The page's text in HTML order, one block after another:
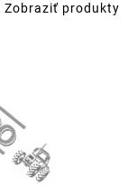
Zobraziť produkty